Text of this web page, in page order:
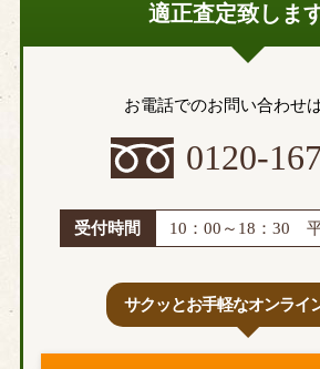
適正査定致します
お電話でのお問い合わせ
0120-
受付時間 10：00～18：30 平
サクッとお手軽なオンライ